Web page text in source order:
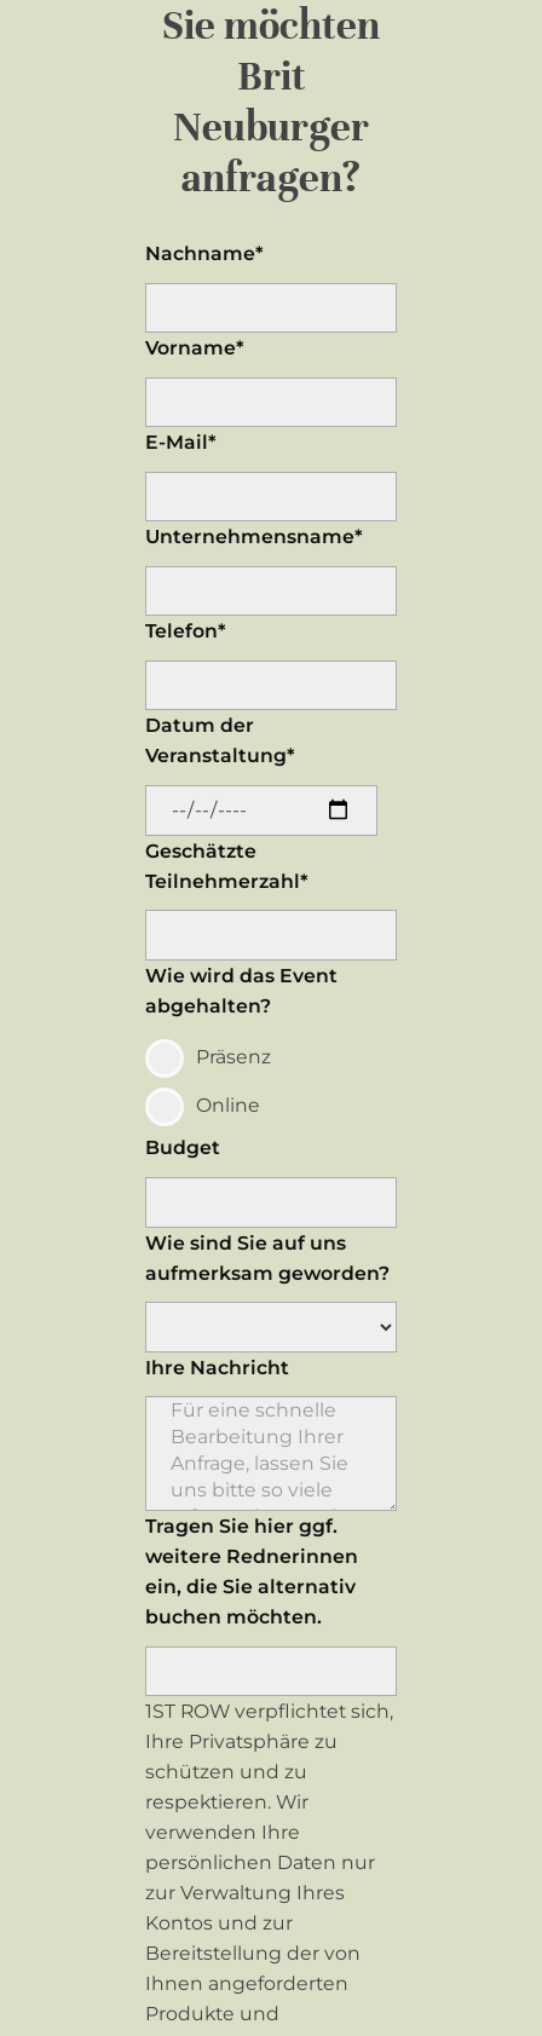
Sie möchten
Brit
Neuburger
anfragen?
Nachname*
Vorname*
E-Mail*
Unternehmensname*
Telefon*
Datum der
Veranstaltung*
Geschätzte
Teilnehmerzahl*
Wie wird das Event
abgehalten?
Präsenz
Online
Budget
Wie sind Sie auf uns
aufmerksam geworden?
Ihre Nachricht
Tragen Sie hier ggf.
weitere Rednerinnen
ein, die Sie alternativ
buchen möchten.
1ST ROW verpflichtet sich,
Ihre Privatsphäre zu
schützen und zu
respektieren. Wir
verwenden Ihre
persönlichen Daten nur
zur Verwaltung Ihres
Kontos und zur
Bereitstellung der von
Ihnen angeforderten
Produkte und